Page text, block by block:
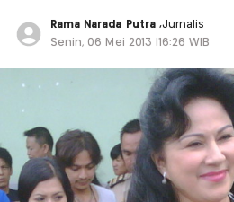
Rama Narada Putra ,Jurnalis
Senin, 06 Mei 2013 |16:26 WIB